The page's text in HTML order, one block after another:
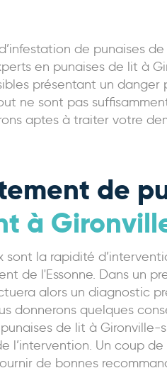
de punaises
en punaises de lit à
présentant un
ne sont pas
aptes à traiter votre
de
à
sont la rapidité
de l'Essonne. Dans un
alors un diagnostic
donnerons quelques
de lit à
l’intervention. Un coup
de bonnes